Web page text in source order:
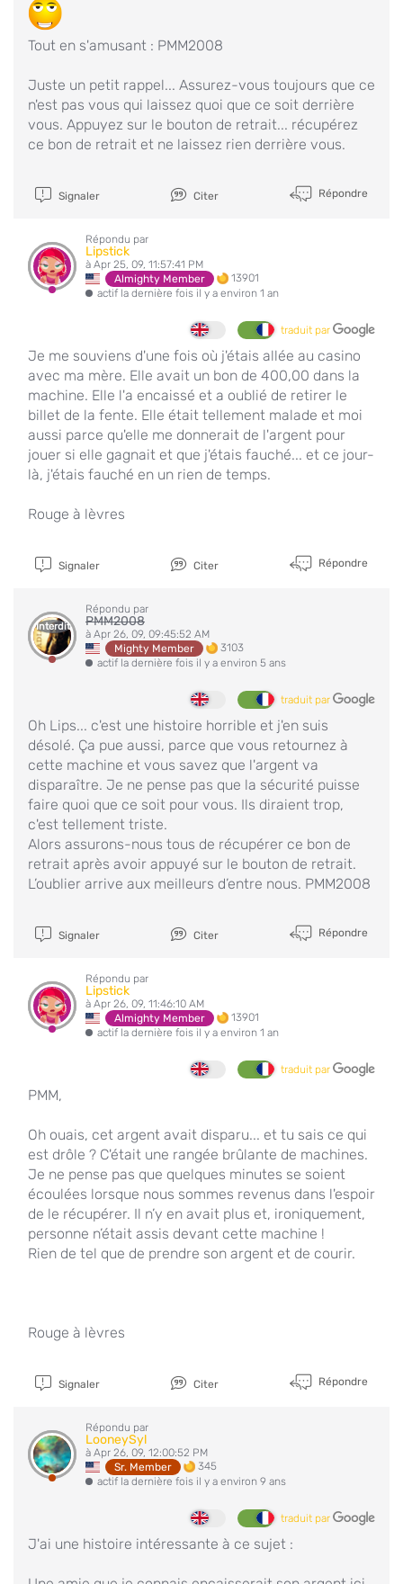
Tout en s'amusant : PMM2008
Juste un petit rappel... Assurez-vous toujours que ce
n'est pas vous qui laissez quoi que ce soit derrière
vous. Appuyez sur le bouton de retrait... récupérez
ce bon de retrait et ne laissez rien derrière vous.
Signaler Citer Répondre
Répondu par
Lipstick
à Apr 25, 09, 11:57:41 PM
Almighty Member
13901
actif la dernière fois il y a environ 1 an
traduit par
Je me souviens d'une fois où j'étais allée au casino
avec ma mère. Elle avait un bon de 400,00 dans la
machine. Elle l'a encaissé et a oublié de retirer le
billet de la fente. Elle était tellement malade et moi
aussi parce qu'elle me donnerait de l'argent pour
jouer si elle gagnait et que j'étais fauché... et ce jour-
là, j'étais fauché en un rien de temps.
Rouge à lèvres
Signaler Citer Répondre
Interdit
Répondu par
PMM2008
à Apr 26, 09, 09:45:52 AM
Mighty Member
3103
actif la dernière fois il y a environ 5 ans
traduit par
Oh Lips... c'est une histoire horrible et j'en suis
désolé. Ça pue aussi, parce que vous retournez à
cette machine et vous savez que l'argent va
disparaître. Je ne pense pas que la sécurité puisse
faire quoi que ce soit pour vous. Ils diraient trop,
c'est tellement triste.
Alors assurons-nous tous de récupérer ce bon de
retrait après avoir appuyé sur le bouton de retrait.
L’oublier arrive aux meilleurs d’entre nous. PMM2008
Signaler Citer Répondre
Répondu par
Lipstick
à Apr 26, 09, 11:46:10 AM
Almighty Member
13901
actif la dernière fois il y a environ 1 an
traduit par
PMM,
Oh ouais, cet argent avait disparu... et tu sais ce qui
est drôle ? C'était une rangée brûlante de machines.
Je ne pense pas que quelques minutes se soient
écoulées lorsque nous sommes revenus dans l'espoir
de le récupérer. Il n’y en avait plus et, ironiquement,
personne n’était assis devant cette machine !
Rien de tel que de prendre son argent et de courir.
Rouge à lèvres
Signaler Citer Répondre
Répondu par
LooneySyl
à Apr 26, 09, 12:00:52 PM
Sr. Member
345
actif la dernière fois il y a environ 9 ans
traduit par
J'ai une histoire intéressante à ce sujet :